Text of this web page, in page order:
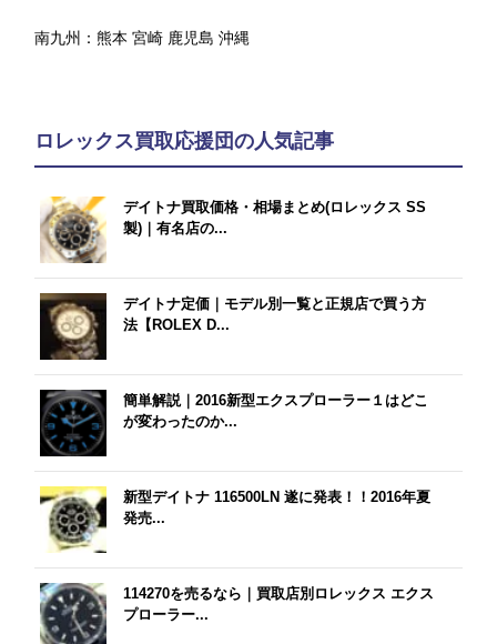
南九州：熊本 宮崎 鹿児島 沖縄
ロレックス買取応援団の人気記事
デイトナ買取価格・相場まとめ(ロレックス SS
製)｜有名店の...
デイトナ定価｜モデル別一覧と正規店で買う方
法【ROLEX D...
簡単解説｜2016新型エクスプローラー１はどこ
が変わったのか...
新型デイトナ 116500LN 遂に発表！！2016年夏
発売...
114270を売るなら｜買取店別ロレックス エクス
プローラー...